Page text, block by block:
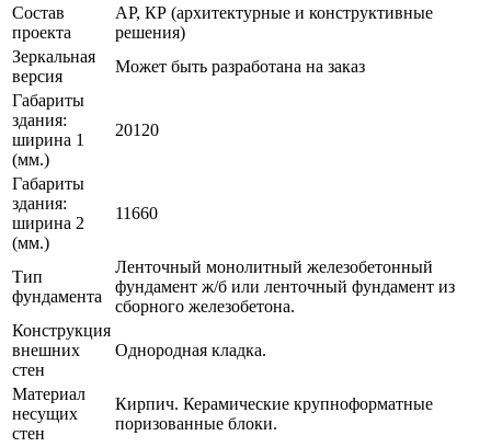
Состав
проекта
АР, КР (архитектурные и конструктивные
решения)
Зеркальная
версия
Может быть разработана на заказ
Габариты
здания:
ширина 1
(мм.)
20120
Габариты
здания:
ширина 2
(мм.)
11660
Тип
фундамента
Ленточный монолитный железобетонный
фундамент ж/б или ленточный фундамент из
сборного железобетона.
Конструкция
внешних
стен
Однородная кладка.
Материал
несущих
стен
Кирпич. Керамические крупноформатные
поризованные блоки.